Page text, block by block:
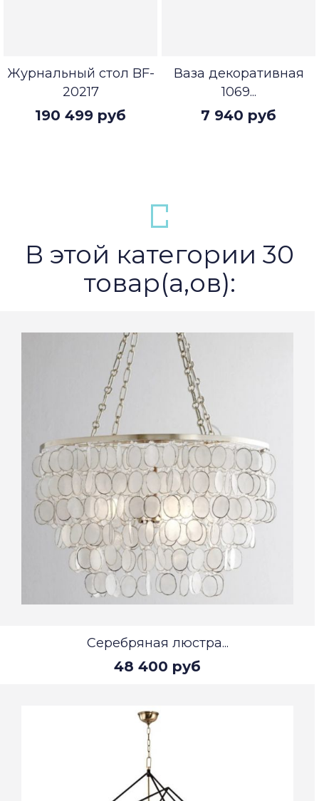
Журнальный стол BF-
20217
190 499 руб
Ваза декоративная
1069...
7 940 руб
В этой категории 30
товар(а,ов):
Серебряная люстра...
48 400 руб